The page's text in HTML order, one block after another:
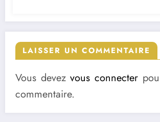
LAISSER UN COMMENTAIRE
Vous devezvous connecter
commentaire.